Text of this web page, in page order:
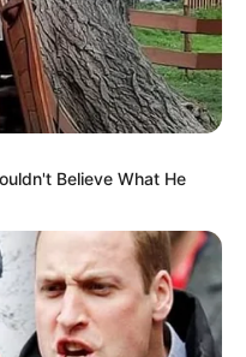
Believe What He